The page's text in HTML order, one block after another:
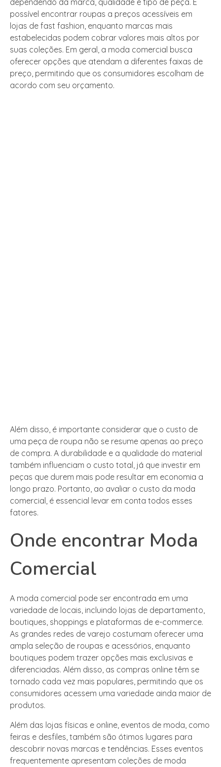
dependendo da marca, qualidade e tipo de peça. É
possível encontrar roupas a preços acessíveis em
lojas de fast fashion, enquanto marcas mais
estabelecidas podem cobrar valores mais altos por
suas coleções. Em geral, a moda comercial busca
oferecer opções que atendam a diferentes faixas de
preço, permitindo que os consumidores escolham de
acordo com seu orçamento.
Além disso, é importante considerar que o custo de
uma peça de roupa não se resume apenas ao preço
de compra. A durabilidade e a qualidade do material
também influenciam o custo total, já que investir em
peças que durem mais pode resultar em economia a
longo prazo. Portanto, ao avaliar o custo da moda
comercial, é essencial levar em conta todos esses
fatores.
Onde encontrar Moda
Comercial
A moda comercial pode ser encontrada em uma
variedade de locais, incluindo lojas de departamento,
boutiques, shoppings e plataformas de e-commerce.
As grandes redes de varejo costumam oferecer uma
ampla seleção de roupas e acessórios, enquanto
boutiques podem trazer opções mais exclusivas e
diferenciadas. Além disso, as compras online têm se
tornado cada vez mais populares, permitindo que os
consumidores acessem uma variedade ainda maior de
produtos.
Além das lojas físicas e online, eventos de moda, como
feiras e desfiles, também são ótimos lugares para
descobrir novas marcas e tendências. Esses eventos
frequentemente apresentam coleções de moda